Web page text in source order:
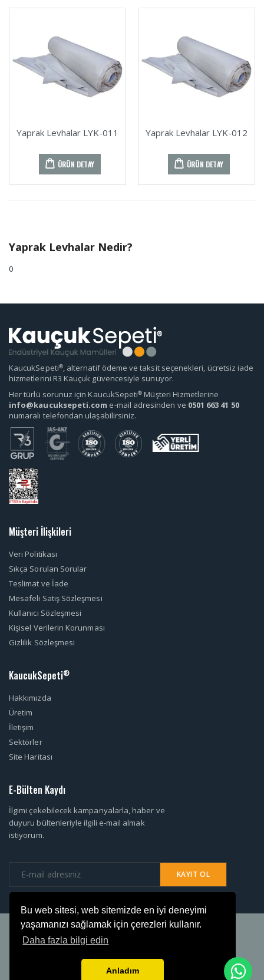
Bu web sitesi, web sitemizde en iyi deneyimi
yaşamanızı sağlamak için çerezleri kullanır.
Daha fazla bilgi edin
Anladım
Yaprak Levhalar LYK-011
ÜRÜN DETAY
Yaprak Levhalar LYK-012
ÜRÜN DETAY
Yaprak Levhalar Nedir?
0
KaucukSepeti®, alternatif ödeme ve taksit seçenekleri, ücretsiz iade
hizmetlerini R3 Kauçuk güvencesiyle sunuyor.
Her türlü sorunuz için KaucukSepeti® Müşteri Hizmetlerine
info@kaucuksepeti.com e-mail adresinden ve 0501 663 41 50
numaralı telefondan ulaşabilirsiniz.
Müşteri İlişkileri
Veri Politikası
Sıkça Sorulan Sorular
Teslimat ve İade
Mesafeli Satış Sözleşmesi
Kullanıcı Sözleşmesi
Kişisel Verilerin Korunması
Gizlilik Sözleşmesi
KaucukSepeti®
Hakkımızda
Üretim
İletişim
Sektörler
Site Haritası
E-Bülten Kaydı
İlgimi çekebilecek kampanyalarla, haber ve
duyuru bültenleriyle ilgili e-mail almak
istiyorum.
Copyright. © 2018 R3 Grup Yapı Gıda ve Bilişim Teknolojileri Tic.Ltdi.Şti.
iştirakidir.